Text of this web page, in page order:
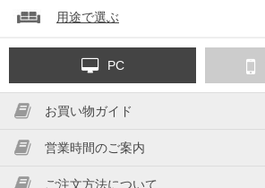
用途で選ぶ
PC
お買い物ガイド
営業時間のご案内
ご注文方法について